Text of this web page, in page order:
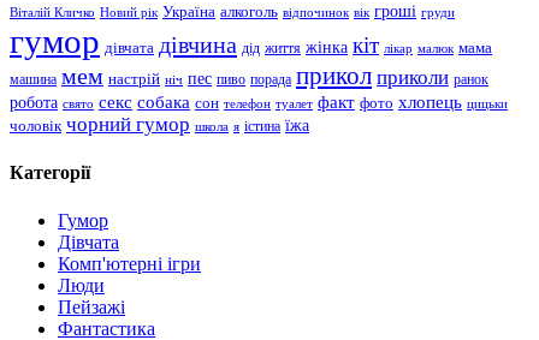
Віталій Кличко Новий рік Україна алкоголь відпочинок вік гроші груди
гумор дівчата дівчина дід життя жінка кіт лікар малюк мама
машина мем настрій ніч пес пиво порада прикол приколи ранок
робота свято секс собака сон телефон туалет факт фото хлопець цицьки
чоловік чорний гумор школа я істина їжа
Категорії
Гумор
Дівчата
Комп'ютерні ігри
Люди
Пейзажі
Фантастика